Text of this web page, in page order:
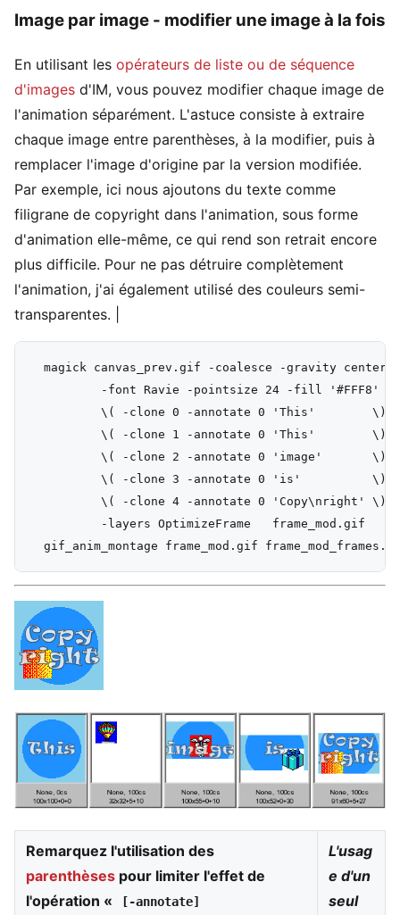
Image par image - modifier une image à la fois
En utilisant les opérateurs de liste ou de séquence
d'images d'IM, vous pouvez modifier chaque image de
l'animation séparément. L'astuce consiste à extraire
chaque image entre parenthèses, à la modifier, puis à
remplacer l'image d'origine par la version modifiée.
Par exemple, ici nous ajoutons du texte comme
filigrane de copyright dans l'animation, sous forme
d'animation elle-même, ce qui rend son retrait encore
plus difficile. Pour ne pas détruire complètement
l'animation, j'ai également utilisé des couleurs semi-
transparentes. |
  magick canvas_prev.gif -coalesce -gravity center \
-font Ravie -pointsize 24 -fill '#FFF8' -
\( -clone 0 -annotate 0 'This'        \)
\( -clone 1 -annotate 0 'This'        \)
\( -clone 2 -annotate 0 'image'       \)
\( -clone 3 -annotate 0 'is'          \)
\( -clone 4 -annotate 0 'Copy\nright' \)
          -layers OptimizeFrame   frame_mod.gif
Remarquez l'utilisation des
parenthèses pour limiter l'effet de
l'opération «
[-annotate]
L'usag
e d'un
seul